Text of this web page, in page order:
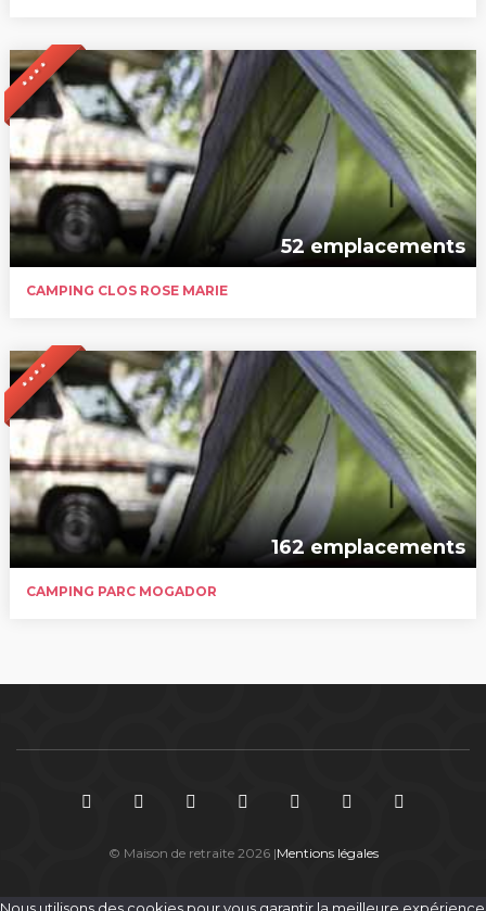
* * * *
52 emplacements
CAMPING CLOS ROSE MARIE
* * * *
162 emplacements
CAMPING PARC MOGADOR
© Maison de retraite 2026 |Mentions légales
Nous utilisons des cookies pour vous garantir la meilleure expérience